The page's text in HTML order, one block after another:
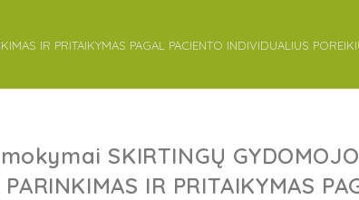
IR PRITAIKYMAS PAGAL PACIENTO INDIVIDUALIUS
SKIRTINGŲ
IR PRITAIKYMAS